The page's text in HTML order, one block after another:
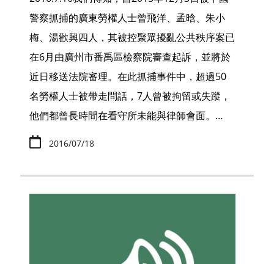
警察抓捕的廣東勞權人士曾飛洋、孟晗、朱小
梅、湯歡興四人，其被控聚眾擾亂公共秩序案已
在6月由廣州市番禹區檢察院審查起訴，並將於
近日移送法院審理。在此抓捕事件中，超過50
名勞權人士被帶走問話，7人曾被拘留或失蹤，
他們都曾長時間在看守所未能與律師會面。…
2016/07/18